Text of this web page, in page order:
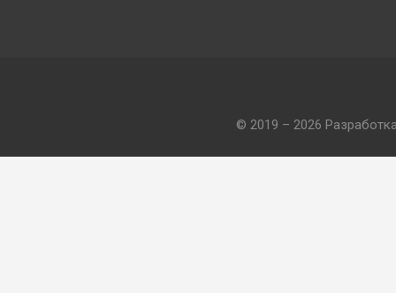
© 2019 – 2026